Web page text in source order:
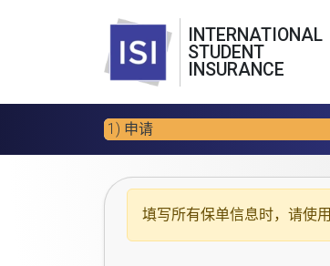
INTERNATIONAL
STUDENT
INSURANCE
1) 申请
填写所有保单信息时，请使用